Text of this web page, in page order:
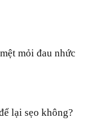
mỏi đau nhức
lại sẹo không?